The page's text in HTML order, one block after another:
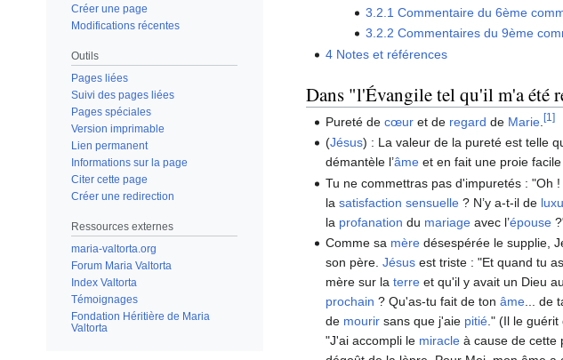
Créer une page
Modifications récentes
Outils
Pages liées
Suivi des pages liées
Pages spéciales
Version imprimable
Lien permanent
Informations sur la page
Citer cette page
Créer une redirection
Ressources externes
maria-valtorta.org
Forum Maria Valtorta
Index Valtorta
Témoignages
Fondation Héritière de Maria
Valtorta
3.2.1 Commentaire du 6ème
3.2.2 Commentaires du 9ème
4 Notes et références
Dans "l'Évangile tel qu'il m'a
Pureté decœur et de regard de Marie .[1]
(Jésus) : La valeur de la pureté est telle
démantèle l’âme et en fait une proie
Tu ne commettras pas d'impuretés : "Oh
lasatisfaction sensuelle ? N’y a-t-il de
la profanation du mariage avec l’épouse
Comme sa mère désespérée le supplie,
son père.Jésus est triste : "Et quand tu as
mère sur laterre et qu'il y avait un Dieu
prochain ? Qu'as-tu fait de tonâme ... de
de mourir sans que j'aie pitié ." (Il le
"J'ai accompli le miracle à cause de cette